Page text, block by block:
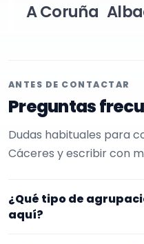
A Coruña
ANTES DE CONTACTAR
Preguntas
Dudas habituales para
Cáceres y escribir con
¿Qué tipo de
aquí?